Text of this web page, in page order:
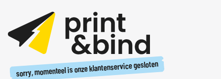
sorry, momenteel is onze klantenservice gesloten